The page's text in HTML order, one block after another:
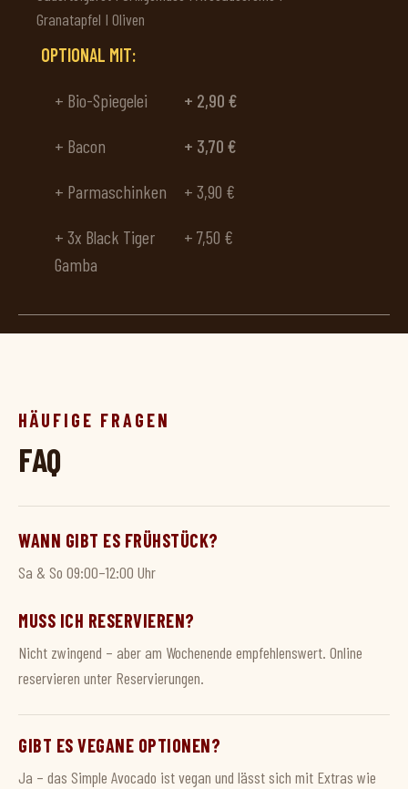
Granatapfel I Oliven
OPTIONAL MIT:
+ Bio-Spiegelei + 2,90 €
+ Bacon + 3,70 €
+ Parmaschinken + 3,90 €
+ 3x Black Tiger
Gamba
+ 7,50 €
HÄUFIGE FRAGEN
FAQ
WANN GIBT ES FRÜHSTÜCK?
Sa & So 09:00–12:00 Uhr
MUSS ICH RESERVIEREN?
Nicht zwingend – aber am Wochenende empfehlenswert. Online
reservieren unter Reservierungen.
GIBT ES VEGANE OPTIONEN?
Ja – das Simple Avocado ist vegan und lässt sich mit Extras wie